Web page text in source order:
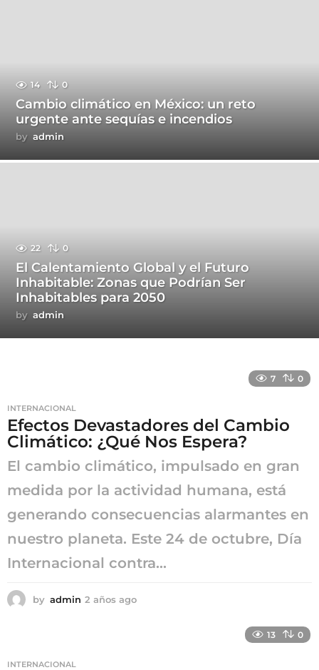
14 0
Cambio climático en México: un reto
urgente ante sequías e incendios
by admin
22 0
El Calentamiento Global y el Futuro
Inhabitable: Zonas que Podrían Ser
Inhabitables para 2050
by admin
7 0
INTERNACIONAL
Efectos Devastadores del Cambio
Climático: ¿Qué Nos Espera?
El cambio climático, impulsado en gran
medida por la actividad humana, está
generando consecuencias alarmantes en
nuestro planeta. Este 24 de octubre, Día
Internacional contra...
by admin 2 años ago
13 0
INTERNACIONAL